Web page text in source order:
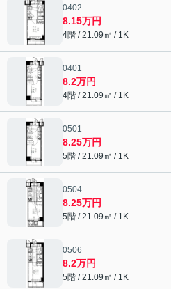
0402
8.15万円
4階 / 21.09㎡ / 1K
0401
8.2万円
4階 / 21.09㎡ / 1K
0501
8.25万円
5階 / 21.09㎡ / 1K
0504
8.25万円
5階 / 21.09㎡ / 1K
0506
8.2万円
5階 / 21.09㎡ / 1K